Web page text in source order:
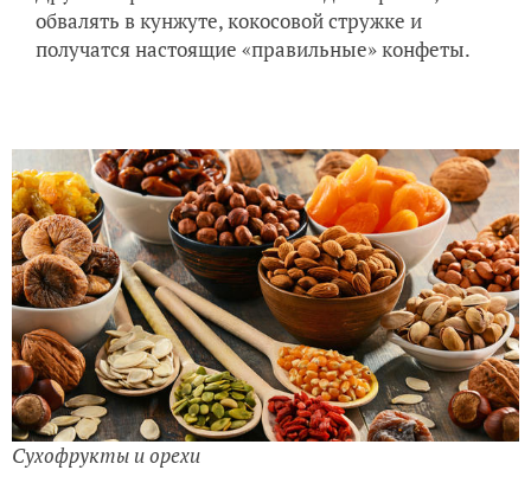
обвалять в кунжуте, кокосовой стружке и
получатся настоящие «правильные» конфеты.
Сухофрукты и орехи